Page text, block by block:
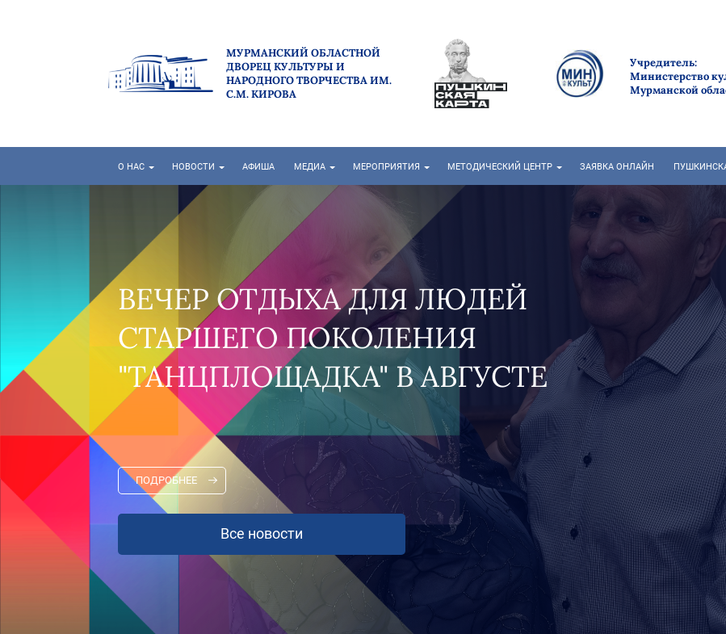
МУРМАНСКИЙ ОБЛАСТНОЙ
ДВОРЕЦ КУЛЬТУРЫ И
НАРОДНОГО ТВОРЧЕСТВА ИМ.
С.М. КИРОВА
Учредитель:
Министерство
Мурманской
О НАС НОВОСТИ АФИША МЕДИА МЕРОПРИЯТИЯ МЕТОДИЧЕСКИЙ ЦЕНТР ЗАЯВКА ОНЛАЙН
ВЕЧЕР ОТДЫХА ДЛЯ ЛЮДЕЙ
СТАРШЕГО ПОКОЛЕНИЯ
"ТАНЦПЛОЩАДКА" В АВГУСТЕ
ПОДРОБНЕЕ
Все новости